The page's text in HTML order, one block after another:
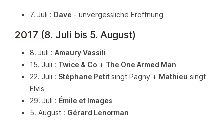
7. Juli : Dave - unvergessliche Eröffnung
2017 (8. Juli bis 5. August)
8. Juli : Amaury Vassili
15. Juli : Twice & Co + The One Armed Man
22. Juli : Stéphane Petit singt Pagny + Mathieu singt
Elvis
29. Juli : Émile et Images
5. August : Gérard Lenorman